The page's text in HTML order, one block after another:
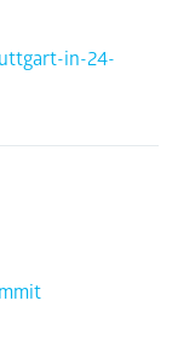
in-24-